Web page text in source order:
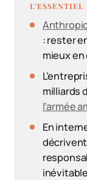
L’ESSENTIEL
: rester
mieux
milliards
l’armée
En